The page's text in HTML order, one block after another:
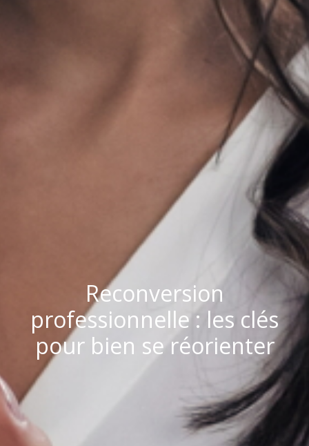
Reconversion
professionnelle : les clés
pour bien se réorienter